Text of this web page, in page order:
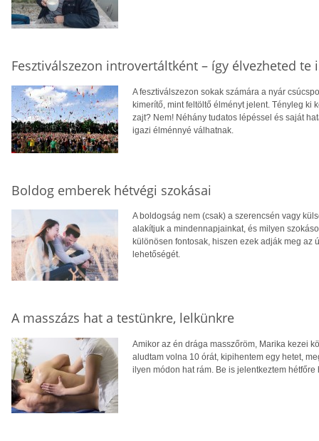
Fesztiválszezon introvertáltként – így élvezheted te
A fesztiválszezon sokak számára a nyár
kimerítő, mint feltöltő élményt jelent. Tényleg ki
zajt? Nem! Néhány tudatos lépéssel és saját
igazi élménnyé válhatnak.
Boldog emberek hétvégi szokásai
A boldogság nem (csak) a szerencsén vagy
alakítjuk a mindennapjainkat, és milyen
különösen fontosak, hiszen ezek adják meg
lehetőségét.
A masszázs hat a testünkre, lelkünkre
Amikor az én drága masszőröm, Marika kezei
aludtam volna 10 órát, kipihentem egy hetet,
ilyen módon hat rám. Be is jelentkeztem hétfőre